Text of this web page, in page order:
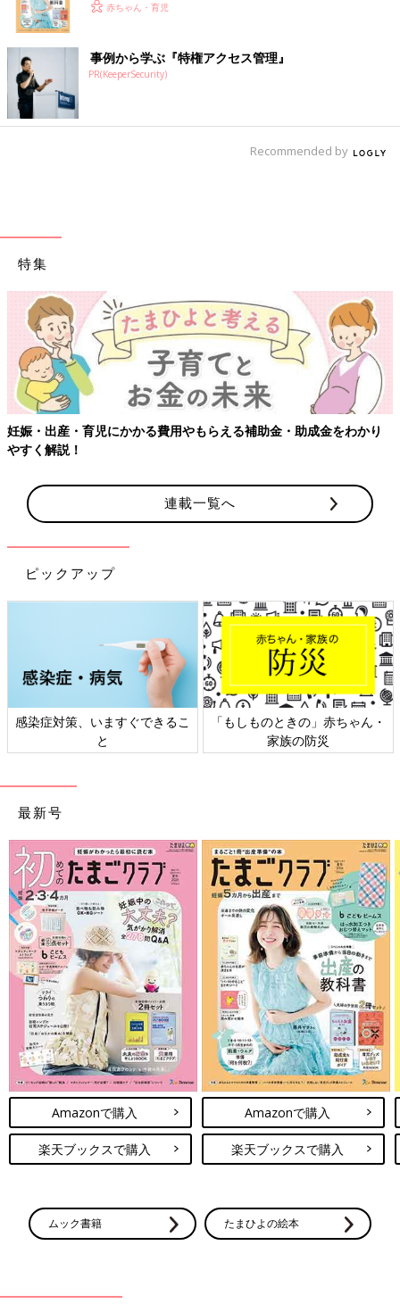
赤ちゃん・育児
事例から学ぶ『特権アクセス管理』
PR(KeeperSecurity)
Recommended by
特集
妊娠・出産・育児にかかる費用やもらえる補助金・助成金をわかり
やすく解説！
連載一覧へ
ピックアップ
感染症対策、いますぐできるこ
と
「もしものときの」赤ちゃん・
家族の防災
最新号
Amazonで購入
楽天ブックスで購入
Amazonで購入
楽天ブックスで購入
ムック書籍 たまひよの絵本